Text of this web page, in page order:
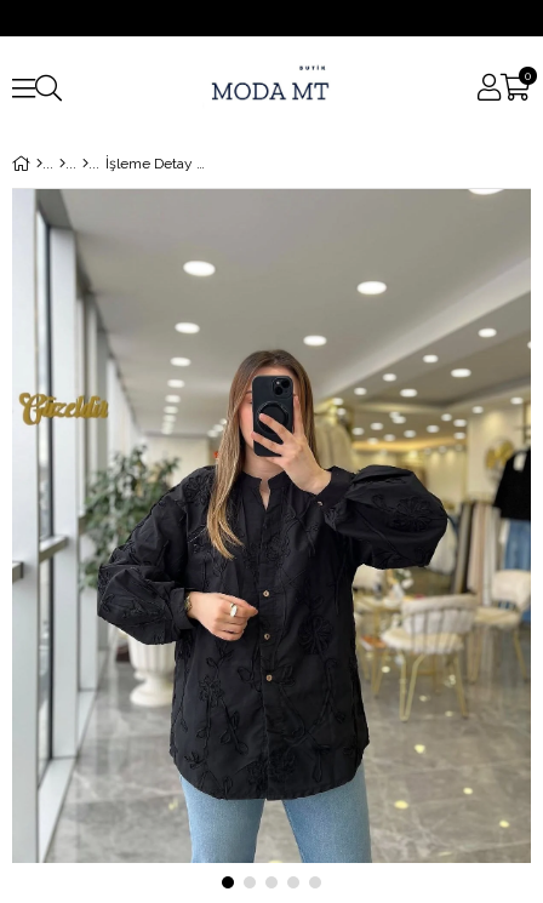
0
İşleme Detay Gömlek Siyah